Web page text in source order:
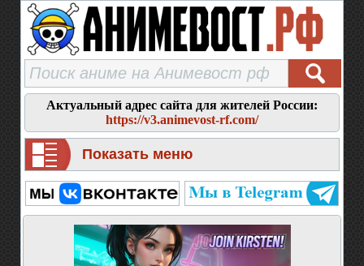
Актуальный адрес сайта для жителей России:
https://v3.animevost-rf.com/
Показать меню